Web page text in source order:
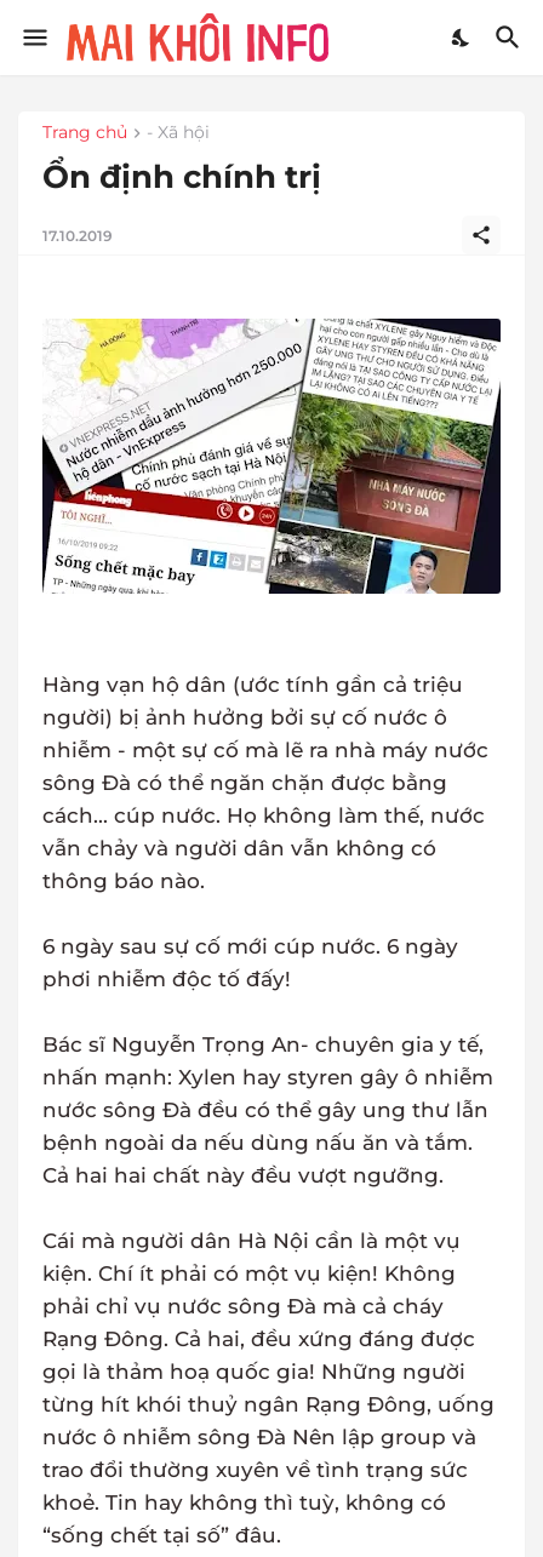
Trang chủ - Xã hội
Ổn định chính trị
17.10.2019
Hàng vạn hộ dân (ước tính gần cả triệu
người) bị ảnh hưởng bởi sự cố nước ô
nhiễm - một sự cố mà lẽ ra nhà máy nước
sông Đà có thể ngăn chặn được bằng
cách... cúp nước. Họ không làm thế, nước
vẫn chảy và người dân vẫn không có
thông báo nào.
6 ngày sau sự cố mới cúp nước. 6 ngày
phơi nhiễm độc tố đấy!
Bác sĩ Nguyễn Trọng An- chuyên gia y tế,
nhấn mạnh: Xylen hay styren gây ô nhiễm
nước sông Đà đều có thể gây ung thư lẫn
bệnh ngoài da nếu dùng nấu ăn và tắm.
Cả hai hai chất này đều vượt ngưỡng.
Cái mà người dân Hà Nội cần là một vụ
kiện. Chí ít phải có một vụ kiện! Không
phải chỉ vụ nước sông Đà mà cả cháy
Rạng Đông. Cả hai, đều xứng đáng được
gọi là thảm hoạ quốc gia! Những người
từng hít khói thuỷ ngân Rạng Đông, uống
nước ô nhiễm sông Đà Nên lập group và
trao đổi thường xuyên về tình trạng sức
khoẻ. Tin hay không thì tuỳ, không có
“sống chết tại số” đâu.